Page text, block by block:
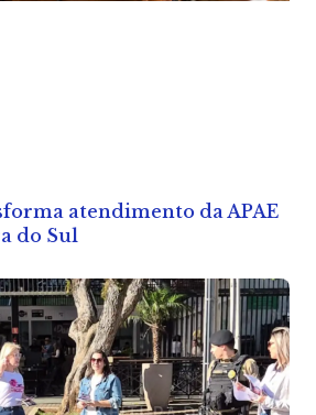
atendimento da APAE
do Sul